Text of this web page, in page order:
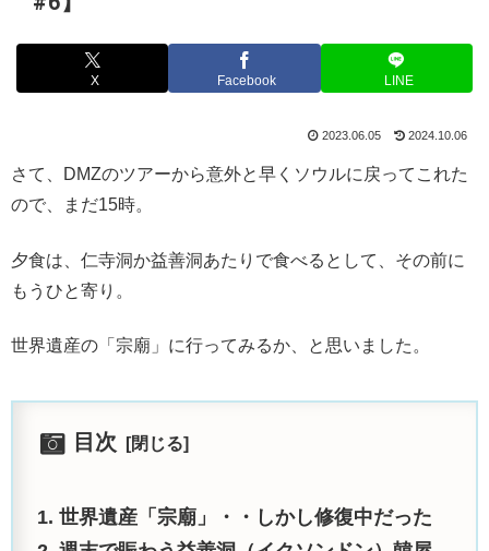
X Facebook LINE
2023.06.05 2024.10.06
さて、DMZのツアーから意外と早くソウルに戻ってこれた
ので、まだ15時。
夕食は、仁寺洞か益善洞あたりで食べるとして、その前に
もうひと寄り。
世界遺産の「宗廟」に行ってみるか、と思いました。
目次
世界遺産「宗廟」・・しかし修復中だった